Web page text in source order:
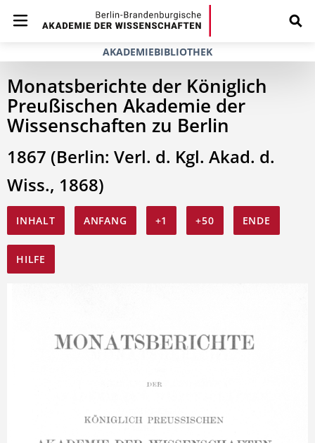
AKADEMIEBIBLIOTHEK
Monatsberichte der Königlich
Preußischen Akademie der
Wissenschaften zu Berlin
1867 (Berlin: Verl. d. Kgl. Akad. d.
Wiss., 1868)
INHALT ANFANG +1 +50 ENDE
HILFE